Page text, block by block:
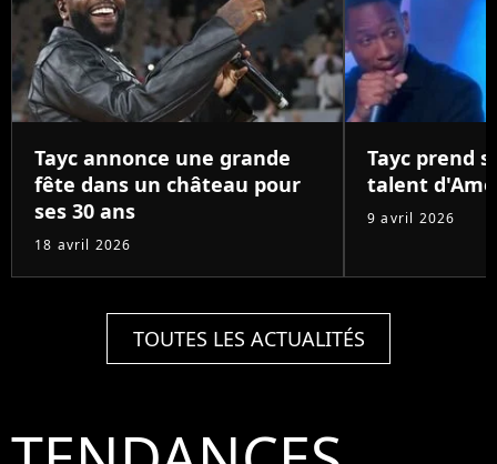
Tayc annonce une grande
fête dans un château pour
ses 30 ans
18 avril 2026
Tayc prend
talent
9 avril 2026
TOUTES LES ACTUALITÉS